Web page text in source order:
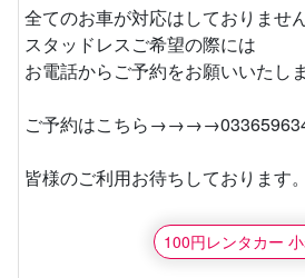
全てのお車が対応はしておりません
スタッドレスご希望の際には
お電話からご予約をお願いいたしま
ご予約はこちら
皆様のご利用お待ちしております。
100円レンタカー